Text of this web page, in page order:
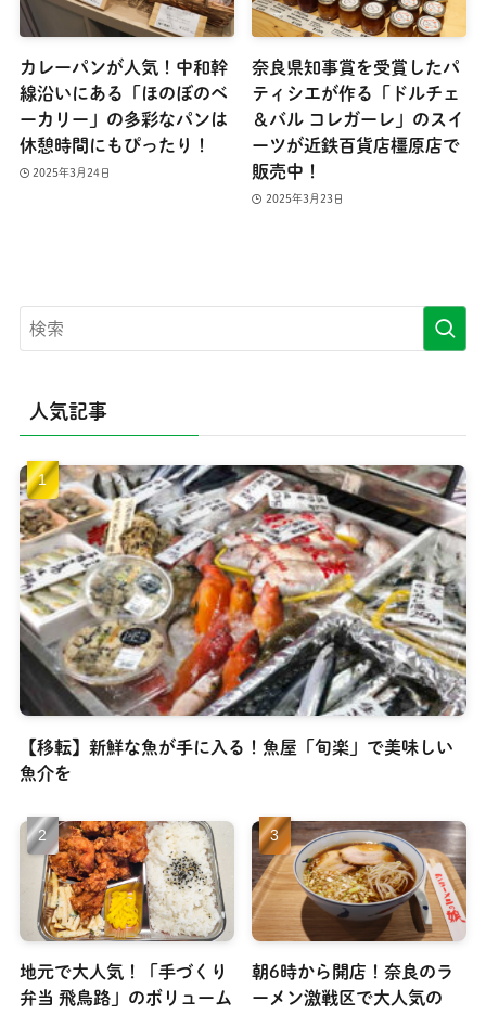
カレーパンが人気！中和幹
線沿いにある「ほのぼのベ
ーカリー」の多彩なパンは
休憩時間にもぴったり！
2025年3月24日
奈良県知事賞を受賞したパ
ティシエが作る「ドルチェ
＆バル コレガーレ」のスイ
ーツが近鉄百貨店橿原店で
販売中！
2025年3月23日
人気記事
【移転】新鮮な魚が手に入る！魚屋「旬楽」で美味しい
魚介を
地元で大人気！「手づくり
弁当 飛鳥路」のボリューム
朝6時から開店！奈良のラ
ーメン激戦区で大人気の